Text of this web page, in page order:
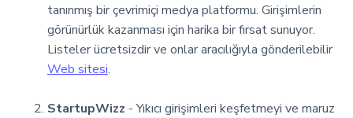
tanınmış bir çevrimiçi medya platformu. Girişimlerin
görünürlük kazanması için harika bir fırsat sunuyor.
Listeler ücretsizdir ve onlar aracılığıyla gönderilebilir
Web sitesi.
StartupWizz - Yıkıcı girişimleri keşfetmeyi ve maruz